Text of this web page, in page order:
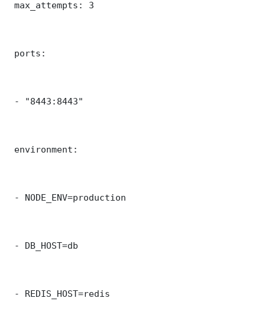
max_attempts: 3
ports:
- "8443:8443"
environment:
- NODE_ENV=production
- DB_HOST=db
- REDIS_HOST=redis